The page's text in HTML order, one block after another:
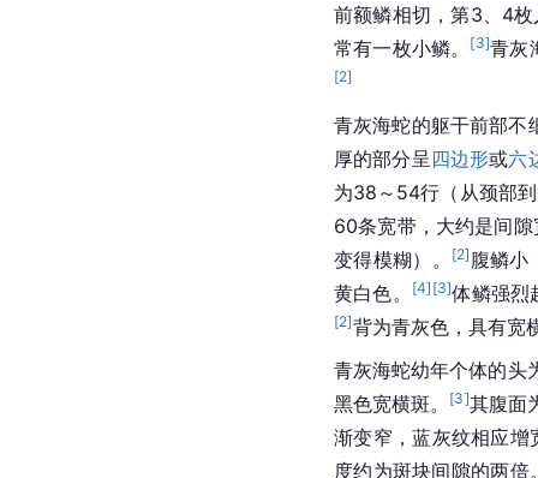
前额鳞相切，第3、4
常有一枚小鳞。
[3]青灰
[2]
青灰海蛇的躯干前部不
厚的部分呈 四边形或六
为38～54行（从颈部
60条宽带，大约是间
变得模糊）。
[2] 腹鳞小
黄白色。
[4] [3]体鳞强烈
[2]背为青灰色，具有宽
青灰海蛇幼年个体的头
黑色宽横斑。
[3]其腹面
渐变窄，蓝灰纹相应
度约为斑块间隙的两